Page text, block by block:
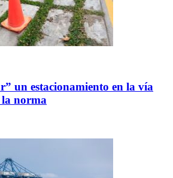
un estacionamiento en la vía
norma